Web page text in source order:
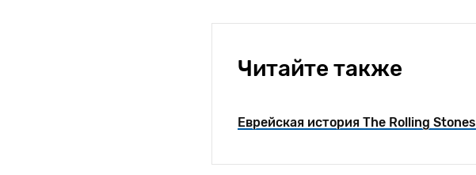
Читайте также
Еврейская история The Rolling Stones